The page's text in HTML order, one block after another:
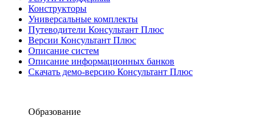
Конструкторы
Универсальные комплекты
Путеводители Консультант Плюс
Версии Консультант Плюс
Описание систем
Описание информационных банков
Скачать демо-версию Консультант Плюс
Образование